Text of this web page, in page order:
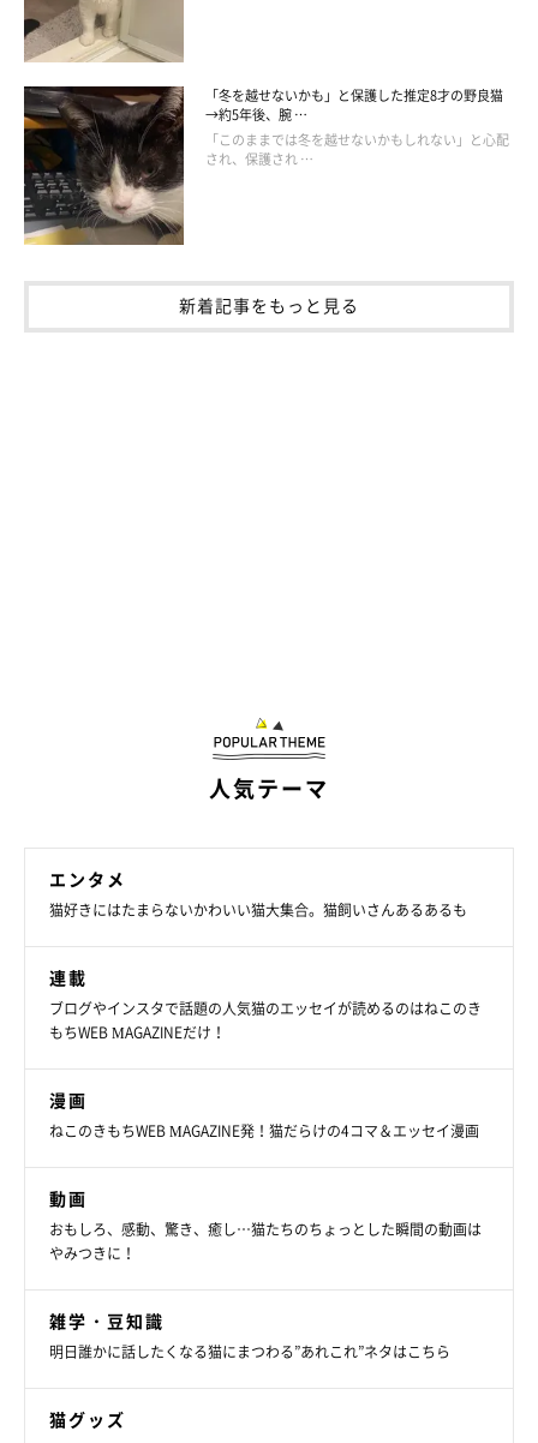
「冬を越せないかも」と保護した推定8才の野良猫
→約5年後、腕 …
「このままでは冬を越せないかもしれない」と心配
され、保護され …
新着記事をもっと見る
人気テーマ
エンタメ
猫好きにはたまらないかわいい猫大集合。猫飼いさんあるあるも
連載
ブログやインスタで話題の人気猫のエッセイが読めるのはねこのき
もちWEB MAGAZINEだけ！
漫画
ねこのきもちWEB MAGAZINE発！猫だらけの4コマ＆エッセイ漫画
動画
おもしろ、感動、驚き、癒し…猫たちのちょっとした瞬間の動画は
やみつきに！
雑学・豆知識
明日誰かに話したくなる猫にまつわる”あれこれ”ネタはこちら
猫グッズ